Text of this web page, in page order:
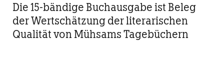
Die 15-bändige Buchausgabe ist Beleg
der Wertschätzung der literarischen
Qualität von Mühsams Tagebüchern